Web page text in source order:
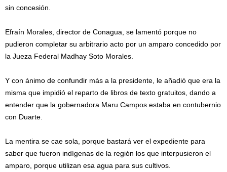
sin concesión.
Efraín Morales, director de Conagua, se lamentó porque no
pudieron completar su arbitrario acto por un amparo concedido por
la Jueza Federal Madhay Soto Morales.
Y con ánimo de confundir más a la presidente, le añadió que era la
misma que impidió el reparto de libros de texto gratuitos, dando a
entender que la gobernadora Maru Campos estaba en contubernio
con Duarte.
La mentira se cae sola, porque bastará ver el expediente para
saber que fueron indígenas de la región los que interpusieron el
amparo, porque utilizan esa agua para sus cultivos.